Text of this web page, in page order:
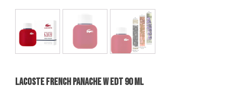
LACOSTE FRENCH PANACHE W EDT 90 Ml